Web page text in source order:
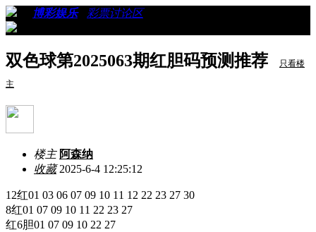
博彩娱乐 彩票讨论区
双色球第2025063期红胆码预测推荐 只看楼
主
楼主 阿森纳
收藏2025-6-4 12:25:12
12红01 03 06 07 09 10 11 12 22 23 27 30
8红01 07 09 10 11 22 23 27
红6胆01 07 09 10 22 27